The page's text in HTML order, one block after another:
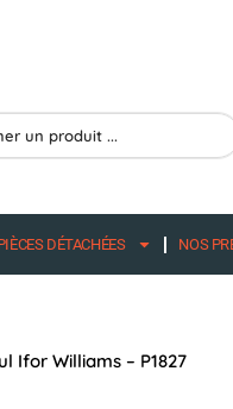
DÉTACHÉES NOS
Ifor Williams – P1827